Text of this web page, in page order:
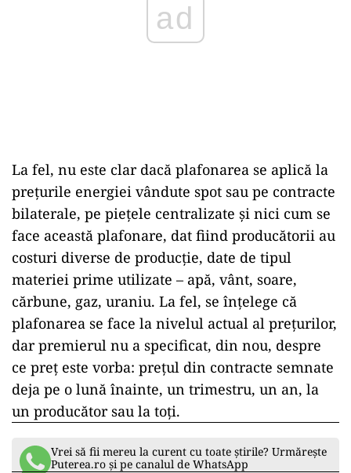
ad
La fel, nu este clar dacă plafonarea se aplică la
prețurile energiei vândute spot sau pe contracte
bilaterale, pe piețele centralizate și nici cum se
face această plafonare, dat fiind producătorii au
costuri diverse de producție, date de tipul
materiei prime utilizate – apă, vânt, soare,
cărbune, gaz, uraniu. La fel, se înțelege că
plafonarea se face la nivelul actual al prețurilor,
dar premierul nu a specificat, din nou, despre
ce preț este vorba: prețul din contracte semnate
deja pe o lună înainte, un trimestru, un an, la
un producător sau la toți.
Vrei să fii mereu la curent cu toate știrile? Urmărește
Puterea.ro și pe canalul de WhatsApp